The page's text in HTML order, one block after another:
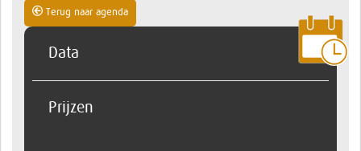
Terug naar agenda
Data
Prijzen